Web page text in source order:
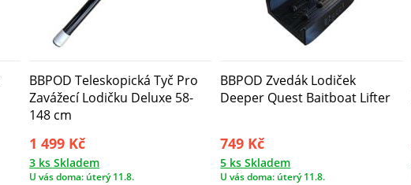
BBPOD Teleskopická Tyč Pro
Zavážecí Lodičku Deluxe 58-
148 cm
1 499 Kč
3 ks Skladem
U vás doma: úterý 11.8.
BBPOD Zvedák Lodiček
Deeper Quest Baitboat Lifter
749 Kč
5 ks Skladem
U vás doma: úterý 11.8.